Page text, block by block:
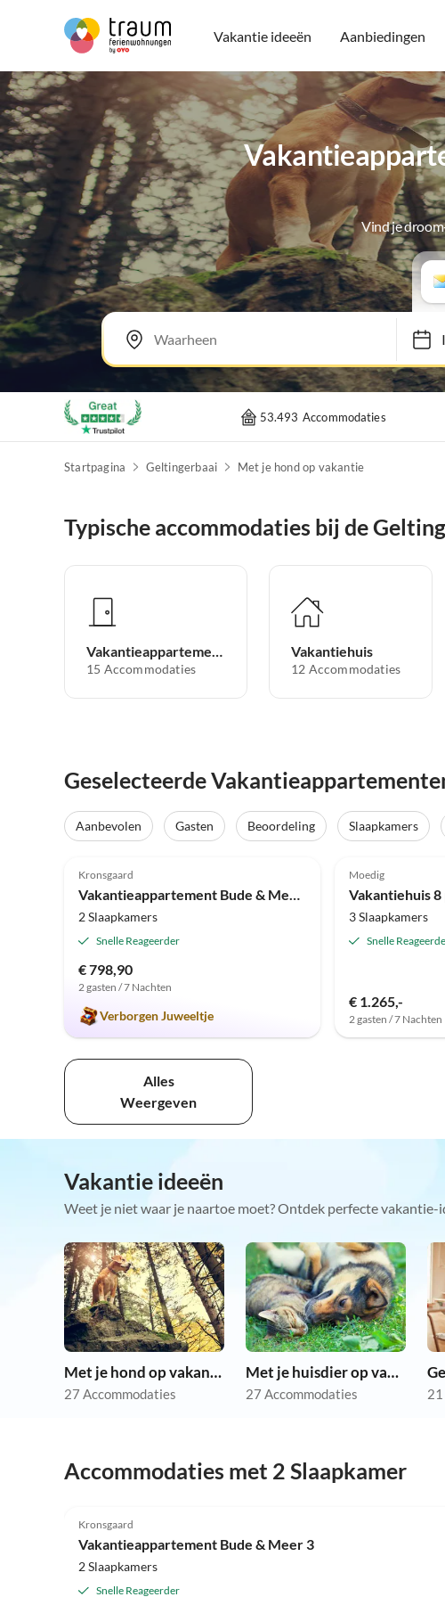
Vakantie ideeën Aanbiedingen
Vind je
53.493 Accommodaties
Startpagina Geltingerbaai Met je hond op vakantie
Typische accommodaties bij de
Vakantieappartement
15 Accommodaties
Vakantiehuis
12 Accommodaties
Geselecteerde
Aanbevolen Gasten Beoordeling Slaapkamers
Kronsgaard
Vakantieappartement Bude & Meer 3
2 Slaapkamers
Snelle Reageerder
€ 798,90
2 gasten / 7 Nachten
Verborgen Juweeltje
Moedig
3 Slaapkamers
Snelle
€ 1.265,-
2 gasten / 7 Nachten
Alles
Weergeven
Vakantie ideeën
Weet je niet waar je naartoe moet? Ontdek perfecte vakantie-
Met je hond op vakantie
27 Accommodaties
Met je huisdier op vakantie
27 Accommodaties
Accommodaties met 2 Slaapkamer
Kronsgaard
Vakantieappartement Bude & Meer 3
2 Slaapkamers
Snelle Reageerder